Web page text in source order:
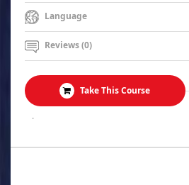
Language
Reviews (0)
Take This Course
.